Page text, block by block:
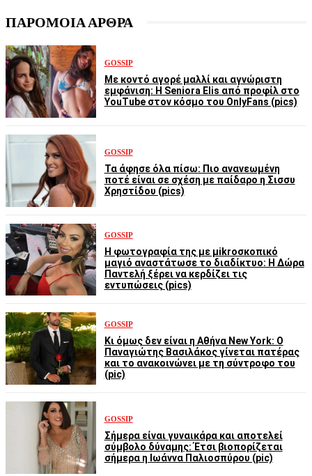
ΠΑΡΟΜΟΙΑ ΑΡΘΡΑ
GOSSIP
Με κοντό αγορέ μαλλί και αγνώριστη
εμφάνιση: Η Seniora Elis από προφίλ στο
YouTube στον κόσμο του OnlyFans (pics)
GOSSIP
Τα άφησε όλα πίσω: Πιο ανανεωμένη
ποτέ είναι σε σχέση με παίδαρο η Σισσυ
Χρηστίδου (pics)
GOSSIP
Η φωτογραφία της με μikroσκοπικό
μαγιό αναστάτωσε το διαδίκτυο: Η Δώρα
Παντελή ξέρει να κερδίζει τις
εντυπώσεις (pics)
GOSSIP
Κι όμως δεν είναι η Αθήνα New York: Ο
Παναγιώτης Βασιλάκος γίνεται πατέρας
και το ανακοινώνει με τη σύντροφο του
(pic)
GOSSIP
Σήμερα είναι γυναικάρα και αποτελεί
σύμβολο δύναμης: Έτσι βιοπορίζεται
σήμερα η Ιωάννα Παλιοσπύρου (pic)